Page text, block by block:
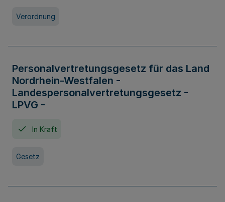
Verordnung
Personalvertretungsgesetz für das Land
Nordrhein-Westfalen -
Landespersonalvertretungsgesetz -
LPVG -
In Kraft
Gesetz